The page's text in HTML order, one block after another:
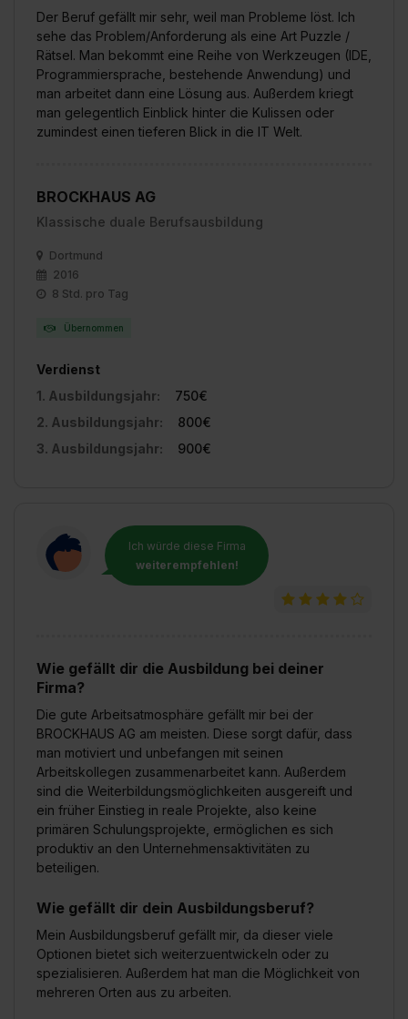
Der Beruf gefällt mir sehr, weil man Probleme löst. Ich
sehe das Problem/Anforderung als eine Art Puzzle /
Rätsel. Man bekommt eine Reihe von Werkzeugen (IDE,
Programmiersprache, bestehende Anwendung) und
man arbeitet dann eine Lösung aus. Außerdem kriegt
man gelegentlich Einblick hinter die Kulissen oder
zumindest einen tieferen Blick in die IT Welt.
BROCKHAUS AG
Klassische duale Berufsausbildung
Dortmund
2016
8 Std. pro Tag
Übernommen
Verdienst
1. Ausbildungsjahr:
750€
2. Ausbildungsjahr:
800€
3. Ausbildungsjahr:
900€
Ich würde diese Firma
weiterempfehlen!
Wie gefällt dir die Ausbildung bei deiner
Firma?
Die gute Arbeitsatmosphäre gefällt mir bei der
BROCKHAUS AG am meisten. Diese sorgt dafür, dass
man motiviert und unbefangen mit seinen
Arbeitskollegen zusammenarbeitet kann. Außerdem
sind die Weiterbildungsmöglichkeiten ausgereift und
ein früher Einstieg in reale Projekte, also keine
primären Schulungsprojekte, ermöglichen es sich
produktiv an den Unternehmensaktivitäten zu
beteiligen.
Wie gefällt dir dein Ausbildungsberuf?
Mein Ausbildungsberuf gefällt mir, da dieser viele
Optionen bietet sich weiterzuentwickeln oder zu
spezialisieren. Außerdem hat man die Möglichkeit von
mehreren Orten aus zu arbeiten.